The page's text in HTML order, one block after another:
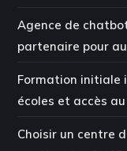
Agence de
partenaire pour
Formation initiale
écoles et accès
Choisir un centre